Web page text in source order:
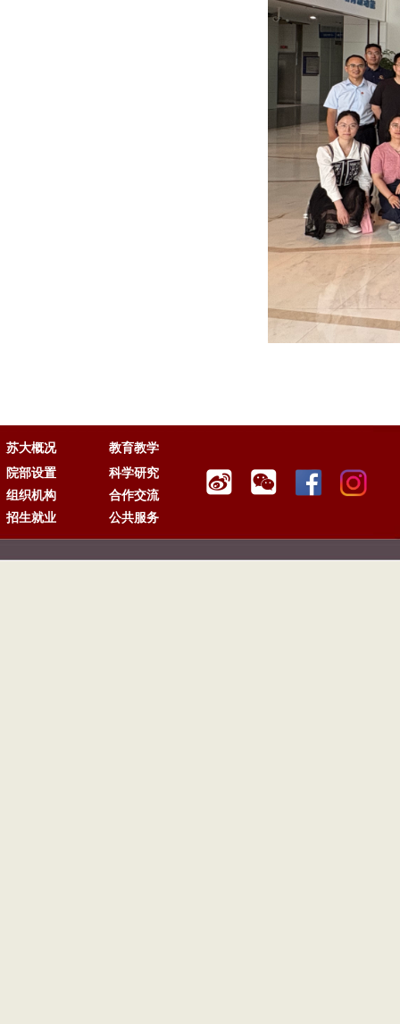
苏大概况
教育教学
院部设置
科学研究
组织机构
合作交流
招生就业
公共服务